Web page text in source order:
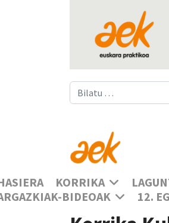
Bilatu
KORRIKA
BIDEOAK
12.